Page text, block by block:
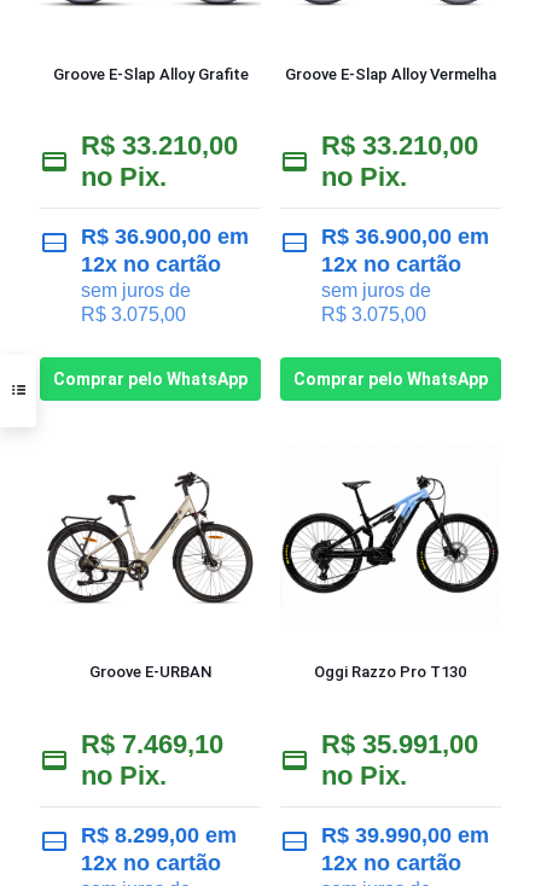
Groove E-Slap Alloy Grafite
R$ 33.210,00
no Pix.
R$ 36.900,00 em
12x no cartão
sem juros de
R$ 3.075,00
Comprar pelo WhatsApp
Groove E-Slap Alloy Vermelha
R$33.210,00
no Pix.
R$36.900,00em
12x no cartão
sem juros de
R$3.075,00
Comprar pelo WhatsApp
Groove E-URBAN
R$ 7.469,10
no Pix.
R$ 8.299,00 em
12x no cartão
Oggi Razzo Pro T130
R$35.991,00
no Pix.
R$39.990,00em
12x no cartão